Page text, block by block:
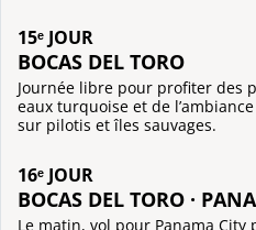
15ᵉ JOUR
BOCAS DEL TORO
Journée libre pour profiter des
eaux turquoise et de
sur pilotis et îles sauvages.
16ᵉ JOUR
BOCAS DEL TORO ·
Le matin, vol pour Panama